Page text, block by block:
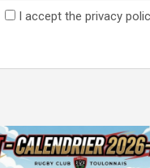
I accept the privacy